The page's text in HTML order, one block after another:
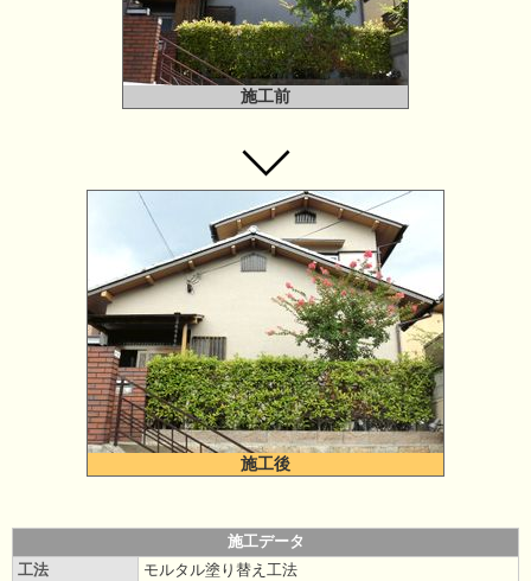
施工前
施工後
施工データ
工法
モルタル塗り替え工法